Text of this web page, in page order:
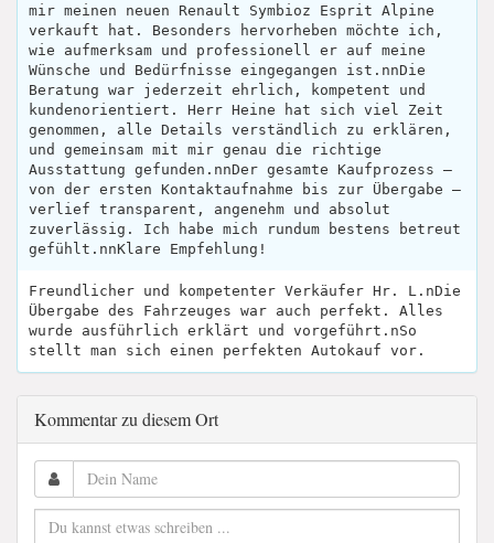
mir meinen neuen Renault Symbioz Esprit Alpine
verkauft hat. Besonders hervorheben möchte ich,
wie aufmerksam und professionell er auf meine
Wünsche und Bedürfnisse eingegangen ist.nnDie
Beratung war jederzeit ehrlich, kompetent und
kundenorientiert. Herr Heine hat sich viel Zeit
genommen, alle Details verständlich zu erklären,
und gemeinsam mit mir genau die richtige
Ausstattung gefunden.nnDer gesamte Kaufprozess –
von der ersten Kontaktaufnahme bis zur Übergabe –
verlief transparent, angenehm und absolut
zuverlässig. Ich habe mich rundum bestens betreut
gefühlt.nnKlare Empfehlung!
Freundlicher und kompetenter Verkäufer Hr. L.nDie
Übergabe des Fahrzeuges war auch perfekt. Alles
wurde ausführlich erklärt und vorgeführt.nSo
stellt man sich einen perfekten Autokauf vor.
Kommentar zu diesem Ort